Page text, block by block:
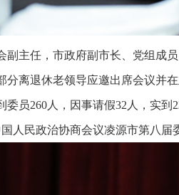
副主任，市政府副市长、党组成
分离退休老领导应邀出席会议并在
委员260人，因事请假32人，实到
国人民政治协商会议凌源市第八